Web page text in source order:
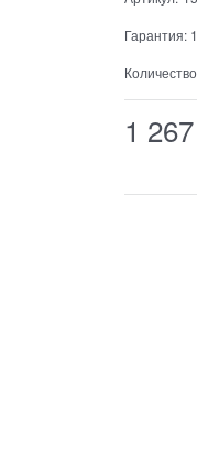
Гарантия:
1 267